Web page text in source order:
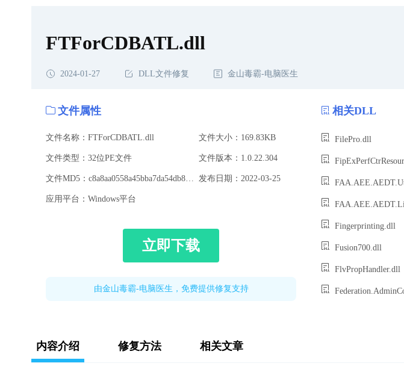
FTForCDBATL.dll
2024-01-27 DLL文件修复 金山毒霸-电脑医生
文件属性
文件名称：FTForCDBATL.dll 文件大小：169.83KB
文件类型：32位PE文件 文件版本：1.0.22.304
发布日期：2022-03-25
应用平台：Windows平台
立即下载
由金山毒霸-电脑医生，免费提供修复支持
相关DLL
FilePro.dll
Fingerprinting.dll
Fusion700.dll
FlvPropHandler.dll
内容介绍 修复方法 相关文章